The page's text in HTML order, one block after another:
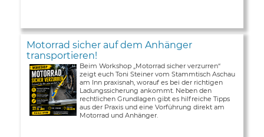
Motorrad sicher auf dem Anhänger
transportieren!
Beim Workshop „Motorrad sicher verzurren“
zeigt euch Toni Steiner vom Stammtisch Aschau
am Inn praxisnah, worauf es bei der richtigen
Ladungssicherung ankommt. Neben den
rechtlichen Grundlagen gibt es hilfreiche Tipps
aus der Praxis und eine Vorführung direkt am
Motorrad und Anhänger.